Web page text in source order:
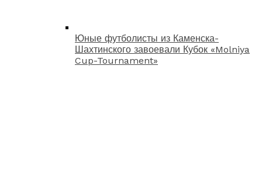
Юные футболисты из Каменска-
Шахтинского завоевали Кубок «Molniya
Cup-Tournament»